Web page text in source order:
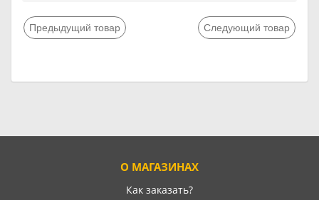
Предыдущий товар Следующий товар
О МАГАЗИНАХ
Как заказать?